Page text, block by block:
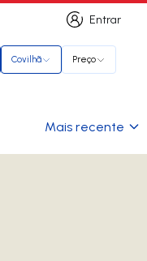
Entrar
Entrar
Covilhã Preço
Mais recente